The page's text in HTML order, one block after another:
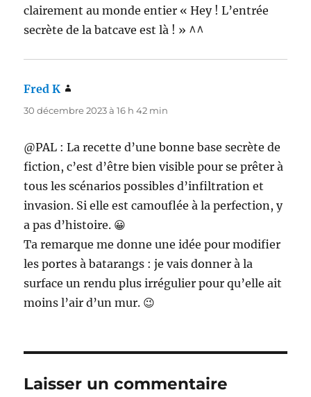
clairement au monde entier « Hey ! L’entrée
secrète de la batcave est là ! » ^^
Fred K
30 décembre 2023 à 16 h 42 min
@PAL : La recette d’une bonne base secrète de
fiction, c’est d’être bien visible pour se prêter à
tous les scénarios possibles d’infiltration et
invasion. Si elle est camouflée à la perfection, y
a pas d’histoire. 😀
Ta remarque me donne une idée pour modifier
les portes à batarangs : je vais donner à la
surface un rendu plus irrégulier pour qu’elle ait
moins l’air d’un mur. 😉
Laisser un commentaire